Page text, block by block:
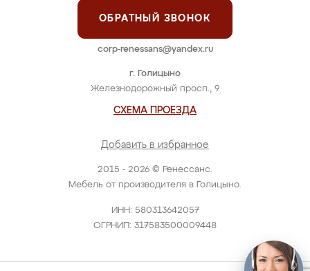
2015 - 2026 © Ренессанс.
Мебель от производителя в Голицыно.
ИНН: 580313642057
ОГРНИП: 317583500009448
г. Голицыно
Железнодорожный просп., 9
СХЕМА ПРОЕЗДА
Добавить в избранное
ОБРАТНЫЙ ЗВОНОК
corp-renessans@yandex.ru